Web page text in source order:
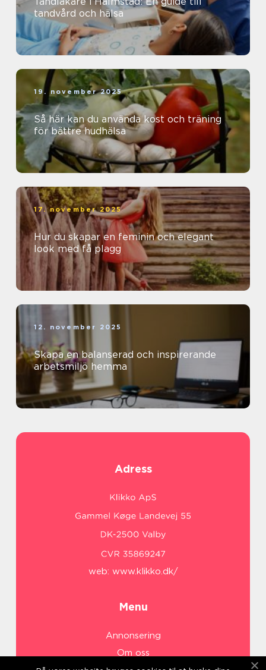
tandvård och hälsa
19. november 2025
Så här kan du använda kost och träning
för bättre hudhälsa
17. november 2025
Hur du skapar en feminin och elegant
look med få plagg
12. november 2025
Skapa en balanserad och inspirerande
arbetsmiljö hemma
Adress
web: www.klikko.dk/
Menu
Annonsering
Om oss